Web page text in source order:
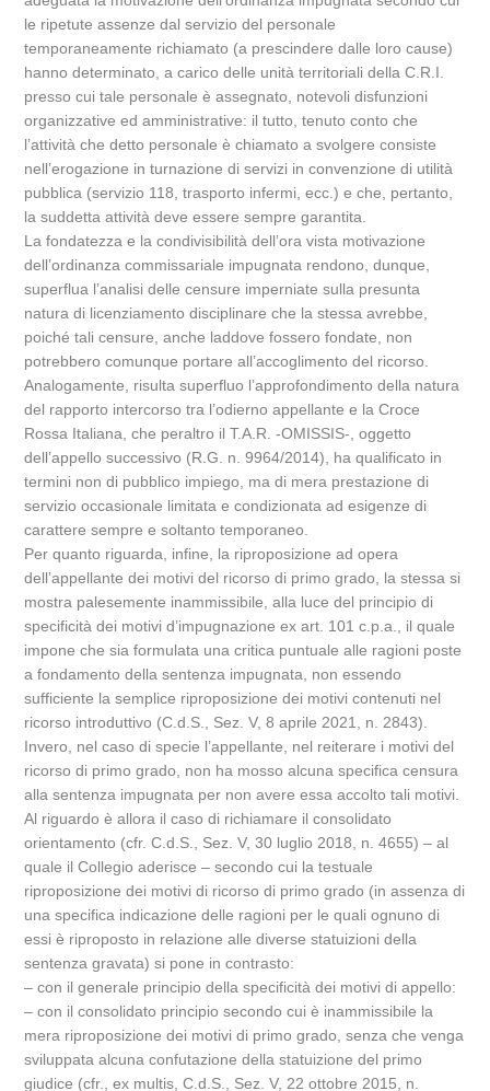
le ripetute assenze dal servizio del personale
temporaneamente richiamato (a prescindere dalle loro cause)
hanno determinato, a carico delle unità territoriali della C.R.I.
presso cui tale personale è assegnato, notevoli disfunzioni
organizzative ed amministrative: il tutto, tenuto conto che
l’attività che detto personale è chiamato a svolgere consiste
nell’erogazione in turnazione di servizi in convenzione di utilità
pubblica (servizio 118, trasporto infermi, ecc.) e che, pertanto,
la suddetta attività deve essere sempre garantita.
La fondatezza e la condivisibilità dell’ora vista motivazione
dell’ordinanza commissariale impugnata rendono, dunque,
superflua l’analisi delle censure imperniate sulla presunta
natura di licenziamento disciplinare che la stessa avrebbe,
poiché tali censure, anche laddove fossero fondate, non
potrebbero comunque portare all’accoglimento del ricorso.
Analogamente, risulta superfluo l’approfondimento della natura
del rapporto intercorso tra l’odierno appellante e la Croce
Rossa Italiana, che peraltro il T.A.R. -OMISSIS-, oggetto
dell’appello successivo (R.G. n. 9964/2014), ha qualificato in
termini non di pubblico impiego, ma di mera prestazione di
servizio occasionale limitata e condizionata ad esigenze di
carattere sempre e soltanto temporaneo.
Per quanto riguarda, infine, la riproposizione ad opera
dell’appellante dei motivi del ricorso di primo grado, la stessa si
mostra palesemente inammissibile, alla luce del principio di
specificità dei motivi d’impugnazione ex art. 101 c.p.a., il quale
impone che sia formulata una critica puntuale alle ragioni poste
a fondamento della sentenza impugnata, non essendo
sufficiente la semplice riproposizione dei motivi contenuti nel
ricorso introduttivo (C.d.S., Sez. V, 8 aprile 2021, n. 2843).
Invero, nel caso di specie l’appellante, nel reiterare i motivi del
ricorso di primo grado, non ha mosso alcuna specifica censura
alla sentenza impugnata per non avere essa accolto tali motivi.
Al riguardo è allora il caso di richiamare il consolidato
orientamento (cfr. C.d.S., Sez. V, 30 luglio 2018, n. 4655) – al
quale il Collegio aderisce – secondo cui la testuale
riproposizione dei motivi di ricorso di primo grado (in assenza di
una specifica indicazione delle ragioni per le quali ognuno di
essi è riproposto in relazione alle diverse statuizioni della
sentenza gravata) si pone in contrasto:
– con il generale principio della specificità dei motivi di appello:
– con il consolidato principio secondo cui è inammissibile la
mera riproposizione dei motivi di primo grado, senza che venga
sviluppata alcuna confutazione della statuizione del primo
giudice (cfr., ex multis, C.d.S., Sez. V, 22 ottobre 2015, n.